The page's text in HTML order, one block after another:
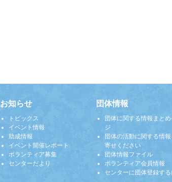
お知らせ
トピックス
イベント情報
助成情報
イベント開催レポート
ボランティア募集
センターだより
団体情報
団体に関する情報まとめ
ジ
団体の活動に関する情報
寄せください
団体情報ファイル
ボランティア会員情報
センターに団体登録する